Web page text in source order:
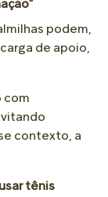
podem,
de apoio,
com
contexto, a
tênis